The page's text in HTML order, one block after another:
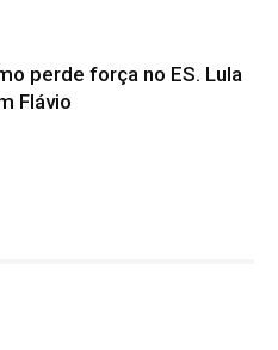
perde força no ES. Lula
Flávio